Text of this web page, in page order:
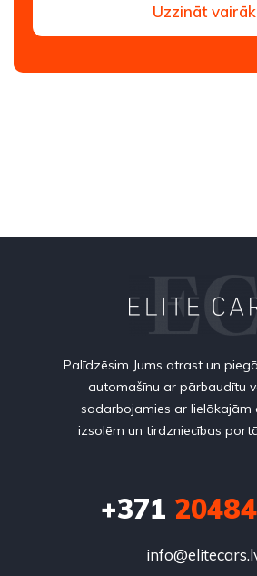
Uzzināt vairāk
Palīdzēsim Jums atrast un
automašīnu ar pārbaudītu
sadarbojamies ar lielākajām
izsolēm un tirdzniecības
+371